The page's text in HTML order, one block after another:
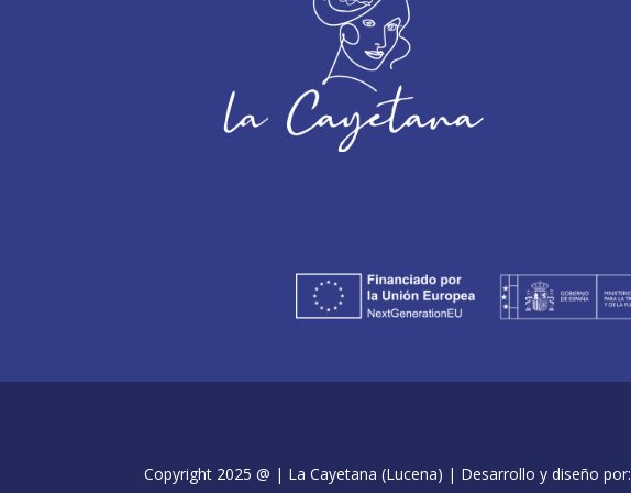
Copyright 2025 @ | La Cayetana (Lucena) | Desarrollo y diseño por: